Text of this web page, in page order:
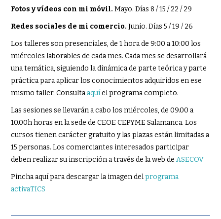
Fotos y vídeos con mi móvil. Mayo. Días 8 / 15 / 22 / 29
Redes sociales de mi comercio. Junio. Días 5 / 19 / 26
Los talleres son presenciales, de 1 hora de 9:00 a 10:00 los
miércoles laborables de cada mes. Cada mes se desarrollará
una temática, siguiendo la dinámica de parte teórica y parte
práctica para aplicar los conocimientos adquiridos en ese
mismo taller. Consulta aquíel programa completo.
Las sesiones se llevarán a cabo los miércoles, de 09.00 a
10.00h horas en la sede de CEOE CEPYME Salamanca. Los
cursos tienen carácter gratuito y las plazas están limitadas a
15 personas. Los comerciantes interesados participar
deben realizar su inscripción a través de la web deASECOV
Pincha aquí para descargar la imagen delprograma
activaTICS